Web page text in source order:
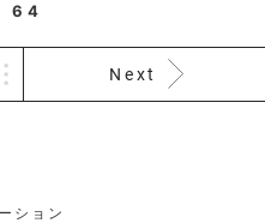
64
Next
ション